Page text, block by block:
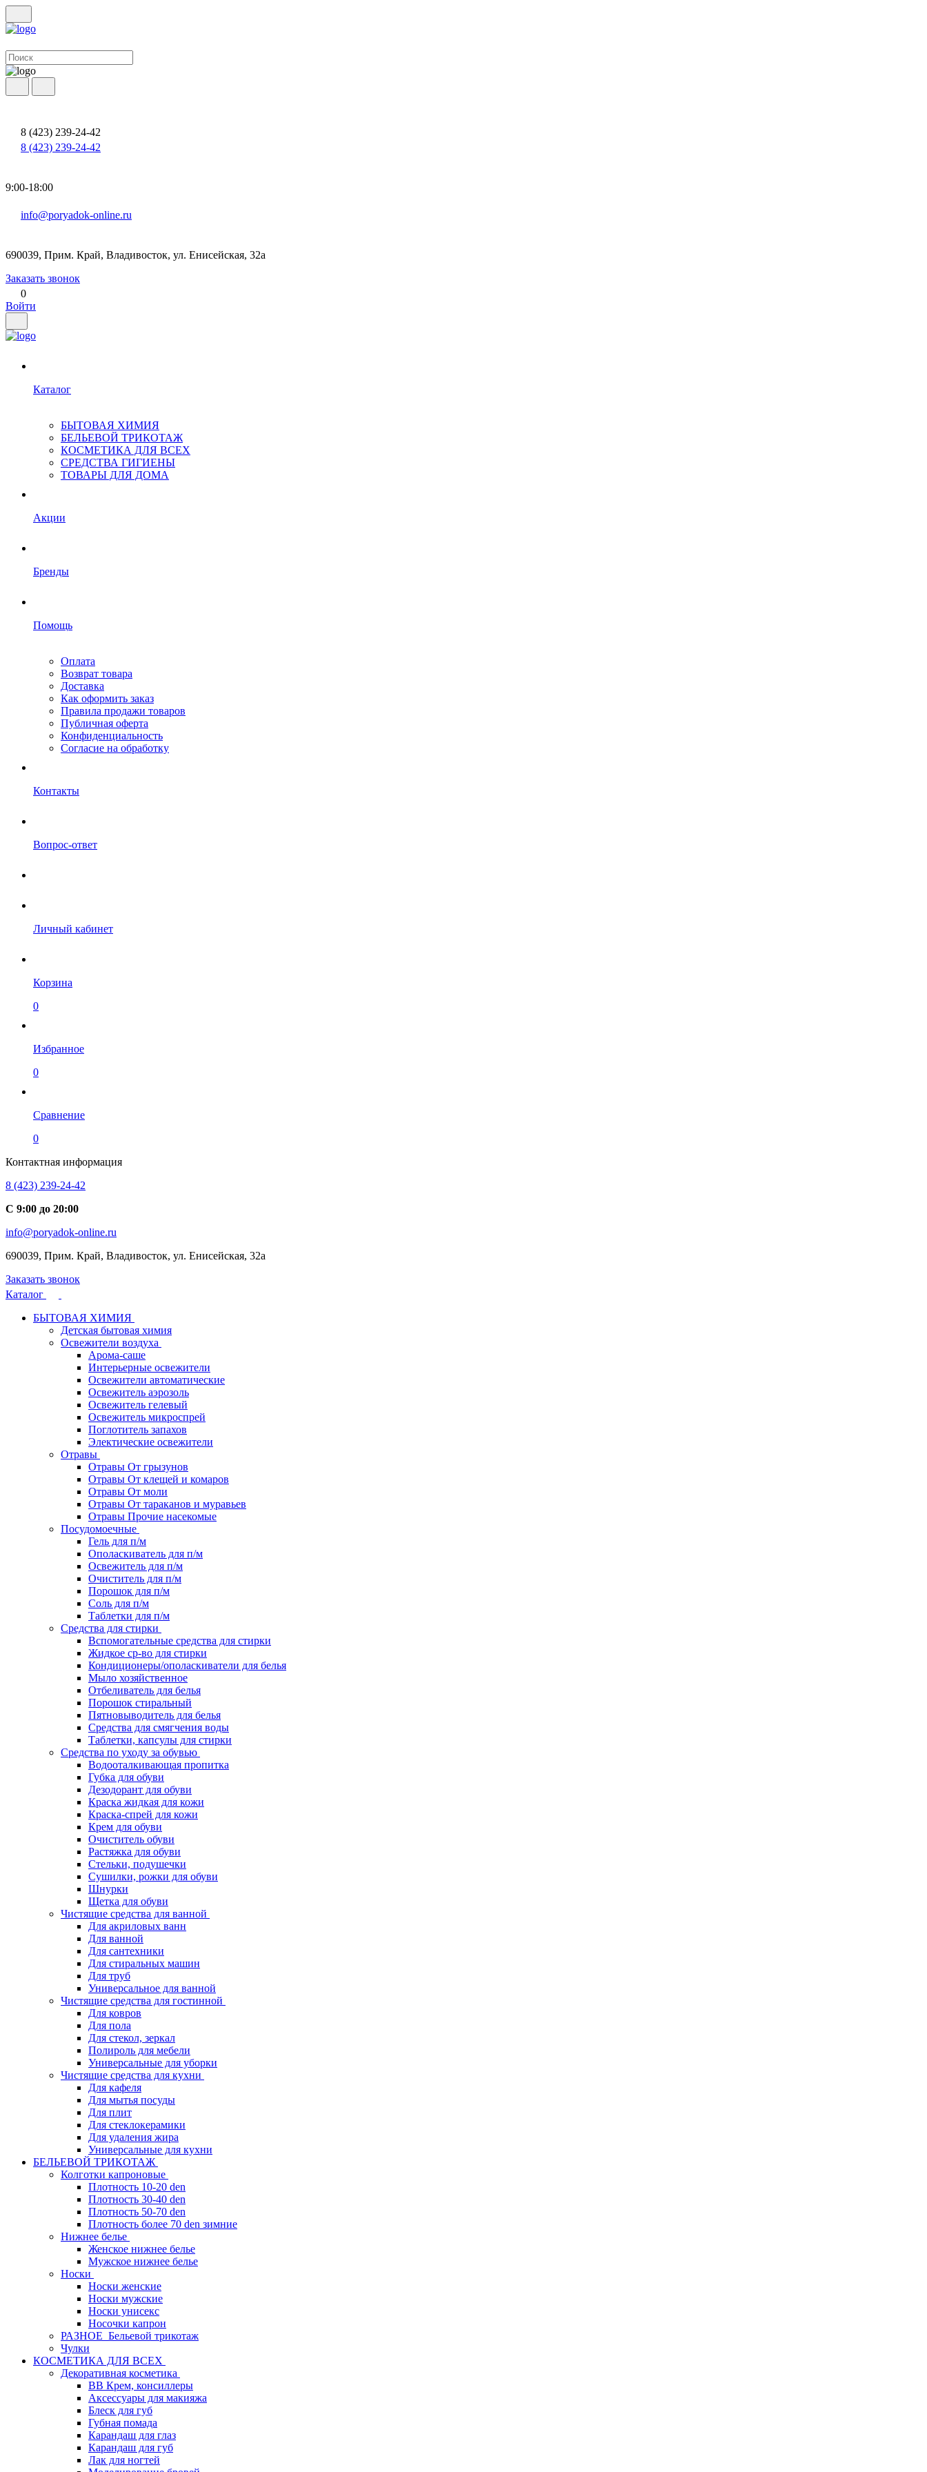
8 (423) 239-24-42
8 (423) 239-24-42
9:00-18:00
info@poryadok-online.ru
690039, Прим. Край, Владивосток, ул. Енисейская, 32а
Заказать звонок
0
Войти
Каталог
БЫТОВАЯ ХИМИЯ
БЕЛЬЕВОЙ ТРИКОТАЖ
КОСМЕТИКА ДЛЯ ВСЕХ
СРЕДСТВА ГИГИЕНЫ
ТОВАРЫ ДЛЯ ДОМА
Акции
Бренды
Помощь
Оплата
Возврат товара
Доставка
Как оформить заказ
Правила продажи товаров
Публичная оферта
Конфиденциальность
Согласие на обработку
Контакты
Вопрос-ответ
Личный кабинет
Корзина
0
Избранное
0
Сравнение
0
Контактная информация
8 (423) 239-24-42
С 9:00 до 20:00
info@poryadok-online.ru
690039, Прим. Край, Владивосток, ул. Енисейская, 32а
Заказать звонок
Каталог
БЫТОВАЯ ХИМИЯ
Детская бытовая химия
Освежители воздуха
Арома-саше
Интерьерные освежители
Освежители автоматические
Освежитель аэрозоль
Освежитель гелевый
Освежитель микроспрей
Поглотитель запахов
Электические освежители
Отравы
Отравы От грызунов
Отравы От клещей и комаров
Отравы От моли
Отравы От тараканов и муравьев
Отравы Прочие насекомые
Посудомоечные
Гель для п/м
Ополаскиватель для п/м
Освежитель для п/м
Очиститель для п/м
Порошок для п/м
Соль для п/м
Таблетки для п/м
Средства для стирки
Вспомогательные средства для стирки
Жидкое ср-во для стирки
Кондиционеры/ополаскиватели для белья
Мыло хозяйственное
Отбеливатель для белья
Порошок стиральный
Пятновыводитель для белья
Средства для смягчения воды
Таблетки, капсулы для стирки
Средства по уходу за обувью
Водооталкивающая пропитка
Губка для обуви
Дезодорант для обуви
Краска жидкая для кожи
Краска-спрей для кожи
Крем для обуви
Очиститель обуви
Растяжка для обуви
Стельки, подушечки
Сушилки, рожки для обуви
Шнурки
Щетка для обуви
Чистящие средства для ванной
Для акриловых ванн
Для ванной
Для сантехники
Для стиральных машин
Для труб
Универсальное для ванной
Чистящие средства для гостинной
Для ковров
Для пола
Для стекол, зеркал
Полироль для мебели
Универсальные для уборки
Чистящие средства для кухни
Для кафеля
Для мытья посуды
Для плит
Для стеклокерамики
Для удаления жира
Универсальные для кухни
БЕЛЬЕВОЙ ТРИКОТАЖ
Колготки капроновые
Плотность 10-20 den
Плотность 30-40 den
Плотность 50-70 den
Плотность более 70 den зимние
Нижнее белье
Женское нижнее белье
Мужское нижнее белье
Носки
Носки женские
Носки мужские
Носки унисекс
Носочки капрон
РАЗНОЕ_Бельевой трикотаж
Чулки
КОСМЕТИКА ДЛЯ ВСЕХ
Декоративная косметика
BB Крем, консиллеры
Аксессуары для макияжа
Блеск для губ
Губная помада
Карандаш для глаз
Карандаш для губ
Лак для ногтей